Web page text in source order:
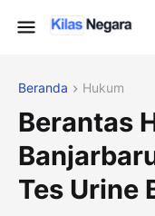
Beranda Hukum
Berantas
Tes Urine